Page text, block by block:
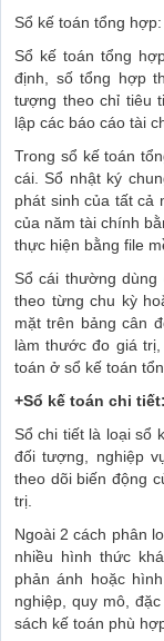
Sổ kế toán tổng
Sổ kế toán tổng
định, số tổng hợp
tượng theo chỉ tiêu
lập các báo cáo tài
Trong sổ kế toán
cái. Sổ nhật ký
phát sinh của tất cả
của năm tài chính
thực hiện bằng file
Sổ cái thường dùng
theo từng chu kỳ
mặt trên bảng cân
làm thước đo giá
toán ở sổ kế toán
+Sổ kế toán chi tiết:
Sổ chi tiết là loại sổ
đối tượng, nghiệp
theo dõi biến động
trị.
Ngoài 2 cách phân
nhiều hình thức
phản ánh hoặc
nghiệp, quy mô,
sách kế toán phù